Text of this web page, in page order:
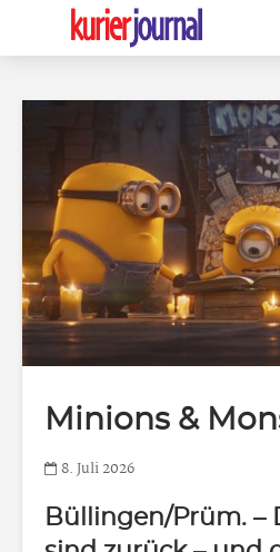
Minions &
8. Juli 2026
Büllingen/Prüm. –